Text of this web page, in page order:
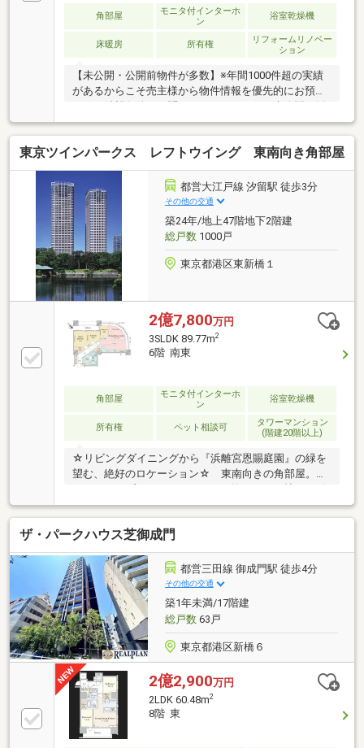
角部屋
モニタ付インターホ
ン
浴室乾燥機
床暖房 所有権
リフォームリノベー
ション
【未公開・公開前物件が多数】※年間1000件超の実績
があるからこそ売主様から物件情報を優先的にお預か
り。ご希望条件をお聞かせいただければ、未公開や販
売予定の物件もいち早くご紹介します。【サザビーズ
ブランド】世界80以上の国と地域で展開する高級不動
産ブランド「サザビーズ インターナショナル リアルテ
ィ」の一員として確かな信頼でお住まい探しをサポー
ト。【List365・充実のアフターサービス】お引渡し後
も、24時間365日の駆けつけや優待販売、延長保証な
ど私たちのサービスは一生涯続きます。
東京ツインパークス レフトウイング 東南向き角部屋
都営大江戸線 汐留駅 徒歩3分
その他の交通
築24年/地上47階地下2階建
総戸数1000戸
東京都港区東新橋１
2億7,800万円
3SLDK 89.77m2
6階 南東
角部屋
モニタ付インターホ
ン
浴室乾燥機
所有権 ペット相談可
タワーマンション
(階建20階以上)
☆リビングダイニングから『浜離宮恩賜庭園』の緑を
望む、絶好のロケーション☆ 東南向きの角部屋。３
ＬＤＫタイプ ８９．７７㎡。 約２１．３帖のリビ
ングダイニングキッチン。天井高最大２．７ｍ。■総
戸数１０００戸。地上47階建の大規模ツインタワーマ
ンション■２００２年９月竣工。大成建設株式会社施
工の制震構造設置。■各階ゴミステーション（２４時
間ゴミ出し可能）■敷地内駐車場空きあり（月額４
１，０００円～５１，０００円） 車寄せのあるコー
チエントランスは、幅６ｍの車路が確保。 運転手用
の控え室も用意されております。■ペット飼育可（規
約制限あり)、サブエントランスには、ペット足洗い場
設置
ザ・パークハウス芝御成門
都営三田線 御成門駅 徒歩4分
その他の交通
築1年未満/17階建
総戸数63戸
東京都港区新橋６
2億2,900万円
2LDK 60.48m2
8階 東